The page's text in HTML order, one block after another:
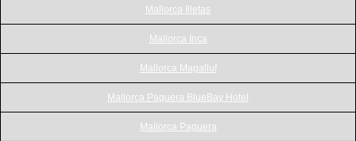
Mallorca Illetas
Mallorca Inca
Mallorca Magalluf
Mallorca Paguera BlueBay Hotel
Mallorca Paguera